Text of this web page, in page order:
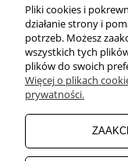
Pliki cookies i
działanie strony i
potrzeb. Możesz
wszystkich tych
plików do swoich
Więcej o plikach
prywatności.